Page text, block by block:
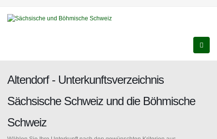
Altendorf - Unterkunftsverzeichnis
Sächsische Schweiz und die Böhmische
Schweiz